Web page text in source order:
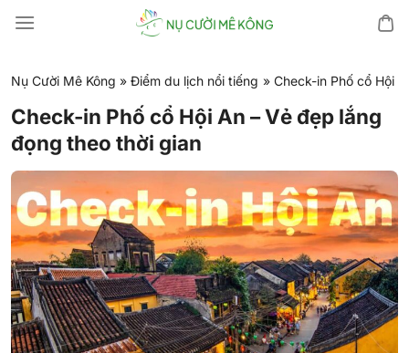
đến
dung
Nụ Cười Mê Kông » Điểm du lịch nổi tiếng » Check-in Phố cổ Hội
Check-in Phố cổ Hội An – Vẻ đẹp lắng
đọng theo thời gian